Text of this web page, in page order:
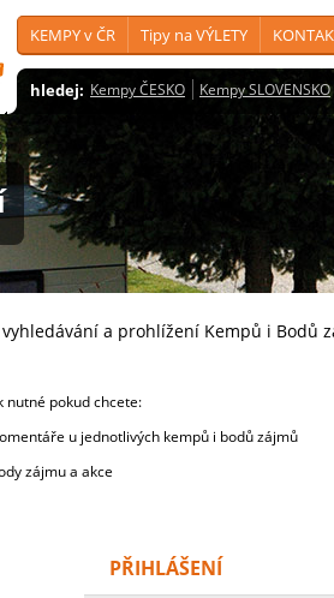
KEMPY v ČR Tipy na VÝLETY
hledej: Kempy ČESKO Kempy SLOVENSKO
vyhledávání a prohlížení Kempů i
pokud chcete:
u jednotlivých kempů i bodů zájmů
zájmu a akce
PŘIHLÁŠENÍ